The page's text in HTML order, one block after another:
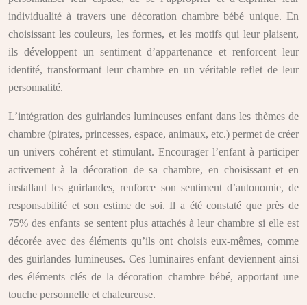
individualité à travers une décoration chambre bébé unique. En
choisissant les couleurs, les formes, et les motifs qui leur plaisent,
ils développent un sentiment d’appartenance et renforcent leur
identité, transformant leur chambre en un véritable reflet de leur
personnalité.
L’intégration des guirlandes lumineuses enfant dans les thèmes de
chambre (pirates, princesses, espace, animaux, etc.) permet de créer
un univers cohérent et stimulant. Encourager l’enfant à participer
activement à la décoration de sa chambre, en choisissant et en
installant les guirlandes, renforce son sentiment d’autonomie, de
responsabilité et son estime de soi. Il a été constaté que près de
75% des enfants se sentent plus attachés à leur chambre si elle est
décorée avec des éléments qu’ils ont choisis eux-mêmes, comme
des guirlandes lumineuses. Ces luminaires enfant deviennent ainsi
des éléments clés de la décoration chambre bébé, apportant une
touche personnelle et chaleureuse.